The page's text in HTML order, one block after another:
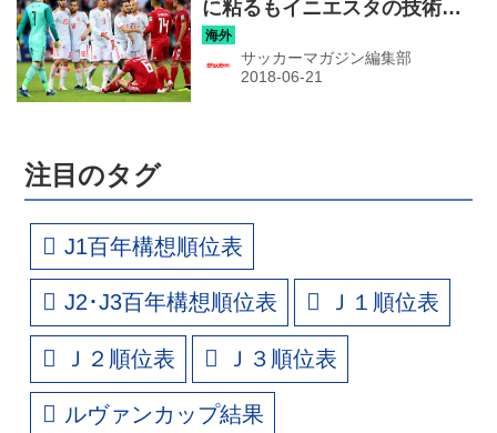
に粘るもイニエスタの技術と
発想に敗れる
サッカーマガジン編集部
注目のタグ
J1百年構想順位表
J2･J3百年構想順位表 Ｊ１順位表
Ｊ２順位表 Ｊ３順位表
ルヴァンカップ結果